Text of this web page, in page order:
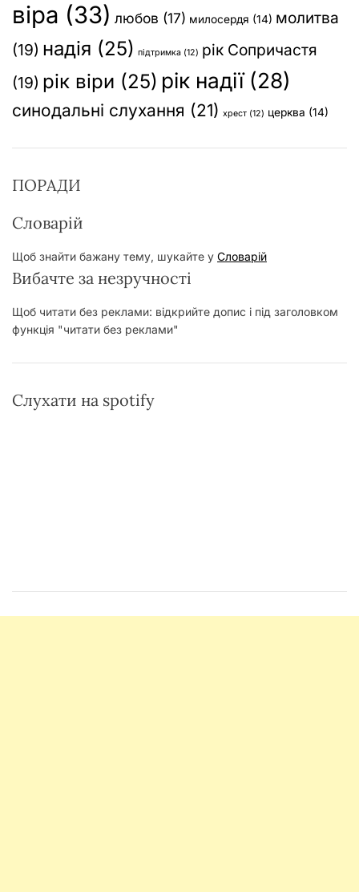
віра (33) любов (17) милосердя (14) молитва
(19) надія (25) підтримка (12) рік Сопричастя
(19) рік віри (25) рік надії(28)
синодальні слухання (21) хрест (12) церква (14)
ПОРАДИ
Словарій
Щоб знайти бажану тему, шукайте у Словарій
Вибачте за незручності
Щоб читати без реклами: відкрийте допис і під заголовком
функція "читати без реклами"
Слухати на spotify